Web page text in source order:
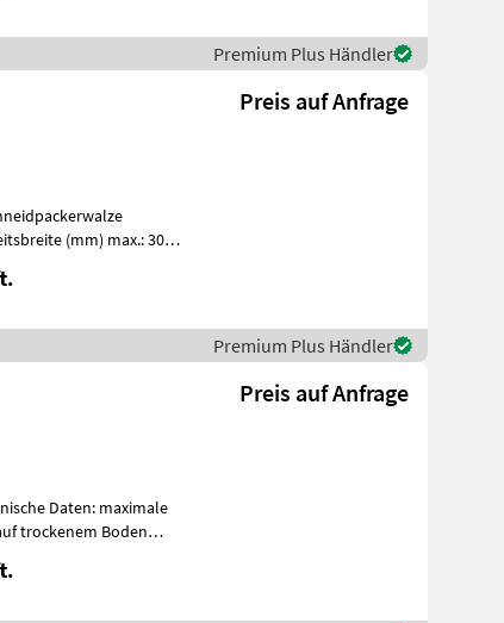
Premium Plus Händler
Preis auf Anfrage
(mm) max.: 3000
Premium Plus Händler
Preis auf Anfrage
trockenem Boden